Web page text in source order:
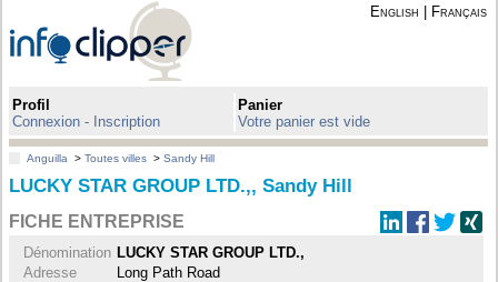
English Français
Profil
Connexion - Inscription
Panier
Votre panier est vide
Anguilla >Toutes villes >Sandy Hill
LUCKY STAR GROUP LTD.,, Sandy Hill
FICHE ENTREPRISE
Dénomination LUCKY STAR GROUP LTD.,
Adresse
Long Path Road